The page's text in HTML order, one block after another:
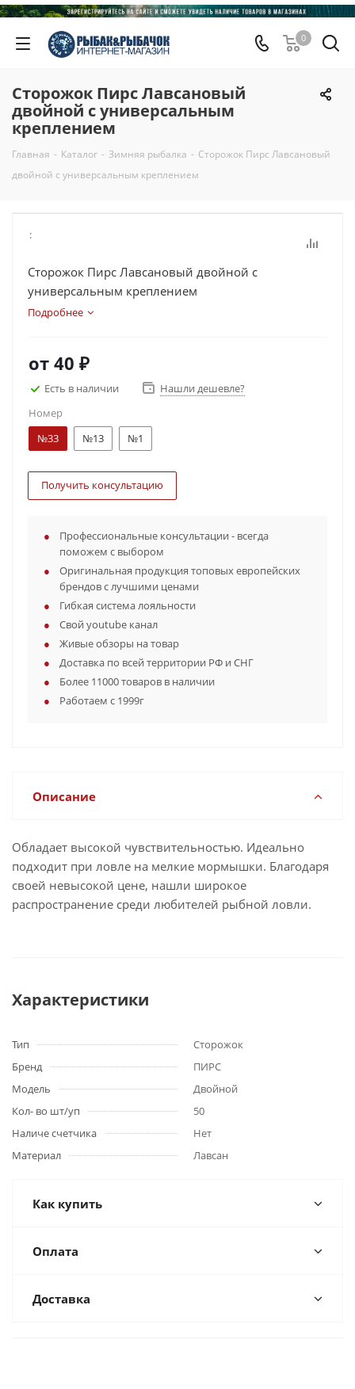
0
Сторожок Пирс Лавсановый
двойной с универсальным
креплением
Главная - Каталог - Зимняя рыбалка - Сторожок Пирс Лавсановый
двойной с универсальным креплением
:
Сторожок Пирс Лавсановый двойной с
универсальным креплением
Подробнее
от 40 ₽
Есть в наличии
Нашли дешевле?
Номер
№33
№13 №1
Получить консультацию
Профессиональные консультации - всегда
поможем с выбором
Оригинальная продукция топовых европейских
брендов с лучшими ценами
Гибкая система лояльности
Свой youtube канал
Живые обзоры на товар
Доставка по всей территории РФ и СНГ
Более 11000 товаров в наличии
Работаем с 1999г
Описание
Обладает высокой чувствительностью. Идеально
подходит при ловле на мелкие мормышки. Благодаря
своей невысокой цене, нашли широкое
распространение среди любителей рыбной ловли.
Характеристики
Тип
Сторожок
Бренд
ПИРС
Модель
Двойной
Кол- во шт/уп
50
Наличе счетчика
Нет
Материал
Лавсан
Как купить
Оплата
Доставка